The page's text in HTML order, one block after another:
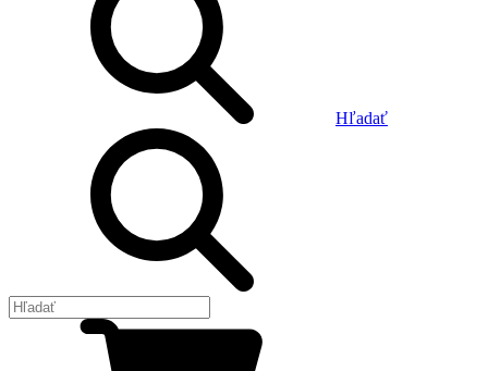
Hľadať